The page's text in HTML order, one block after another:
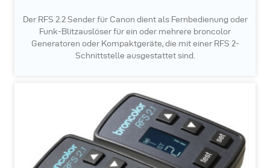
Der RFS 2.2 Sender für Canon dient als Fernbedienung oder
Funk-Blitzauslöser für ein oder mehrere broncolor
Generatoren oder Kompaktgeräte, die mit einer RFS 2-
Schnittstelle ausgestattet sind.